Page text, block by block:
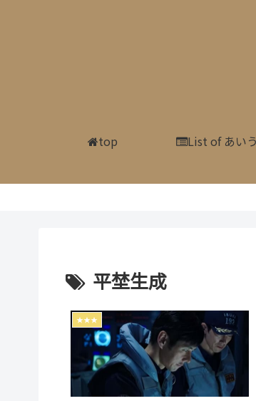
top List of あい
平埜生成
★★★